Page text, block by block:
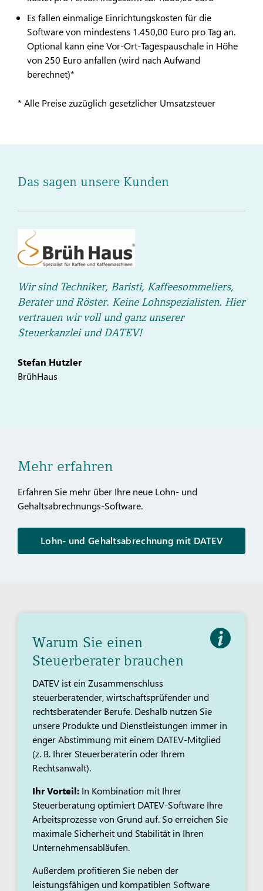
Es fallen einmalige Einrichtungskosten für die
Software von mindestens 1.450,00 Euro pro Tag an.
Optional kann eine Vor-Ort-Tagespauschale in Höhe
von 250 Euro anfallen (wird nach Aufwand
berechnet)*
* Alle Preise zuzüglich gesetzlicher Umsatzsteuer
Das sagen unsere Kunden
Wir sind Techniker, Baristi, Kaffeesommeliers,
Berater und Röster. Keine Lohnspezialisten. Hier
vertrauen wir voll und ganz unserer
Steuerkanzlei und DATEV!
Stefan Hutzler
BrühHaus
Mehr erfahren
Erfahren Sie mehr über Ihre neue Lohn- und
Gehaltsabrechnungs-Software.
Lohn- und Gehaltsabrechnung mit DATEV
Warum Sie einen
Steuerberater brauchen
DATEV ist ein Zusammenschluss
steuerberatender, wirtschaftsprüfender und
rechtsberatender Berufe. Deshalb nutzen Sie
unsere Produkte und Dienstleistungen immer in
enger Abstimmung mit einem DATEV-Mitglied
(z. B. Ihrer Steuerberaterin oder Ihrem
Rechtsanwalt).​​
Ihr Vorteil: In Kombination mit Ihrer
Steuerberatung optimiert DATEV-Software Ihre
Arbeitsprozesse von Grund auf. So erreichen Sie
maximale Sicherheit und Stabilität in Ihren
Unternehmensabläufen. ​​
Außerdem profitieren Sie neben der
leistungsfähigen und kompatiblen Software